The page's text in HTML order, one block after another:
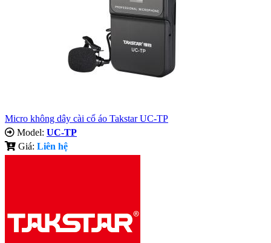
Micro không dây cài cổ áo Takstar UC-TP
Model: UC-TP
Giá: Liên hệ